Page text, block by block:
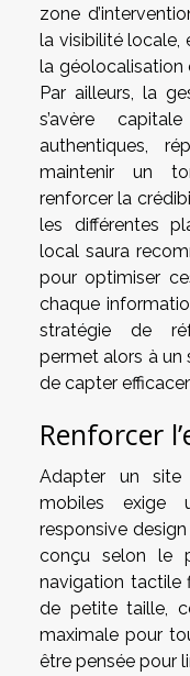
zone
la visibilité locale,
la géolocalisation
Par ailleurs, la
s’avère
authentiques,
maintenir un
renforcer la
les différentes
local saura
pour optimiser
chaque
stratégie de
permet alors à un
de capter
Renforcer
Adapter un site
mobiles exige
responsive
conçu selon le
navigation tactile
de petite taille,
maximale pour
être pensée pour